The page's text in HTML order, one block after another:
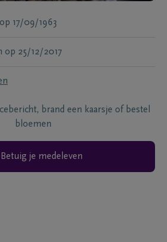
op 17/09/1963
op 25/12/2017
brand een kaarsje of bestel
bloemen
Betuig je medeleven